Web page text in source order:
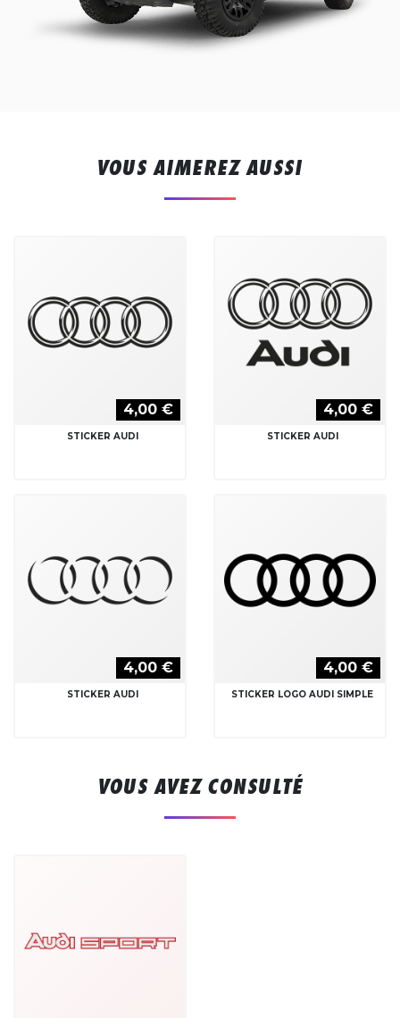
VOUS AIMEREZ AUSSI
4,00 €
STICKER AUDI
4,00 €
STICKER AUDI
4,00 €
STICKER AUDI
4,00 €
STICKER LOGO AUDI SIMPLE
VOUS AVEZ CONSULTÉ